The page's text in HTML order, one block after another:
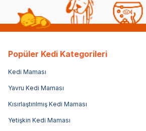
Popüler Kedi Kategorileri
Kedi Maması
Yavru Kedi Maması
Kısırlaştırılmış Kedi Maması
Yetişkin Kedi Maması